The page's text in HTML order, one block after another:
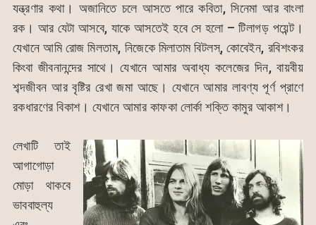
যন্ত্রণার কথা। অজানিতে চলে আসতে পারে কবিতা, সিনেমা আর বাংলা
রক। আর যেটা আসবে, যাকে আসতেই হবে সে হলো – টিলাগড় পয়েন্ট।
যেখানে আমি রোজ মিলতাম, নিজেকে মিলাতাম বিটলস্, কোবেইন, রবিশংকর
কিংবা জীবনানন্দের সাথে। যেখানে আমার অবাধ্য কলেজের দিন, বায়বীয়
শব্দজীবন আর বৃষ্টির রেখা জমা আছে। যেখানে আমার লাবণ্য পূর্ণ প্রাণে
রকধারণের বিকাশ। যেখানে আমার কাফকা লোর্কা শক্তি কামুর আকাশ।
লেখাটি তাই
আগাগোড়া
মোড়া থাকবে
ভাববাহুল্য